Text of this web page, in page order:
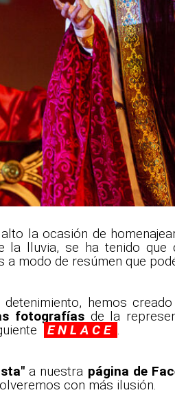
la ocasión de
la lluvia, se ha tenido que
a modo de resúmen que
hemos
fotografías de la
E N L A C E .
a nuestra página de
con más ilusión.